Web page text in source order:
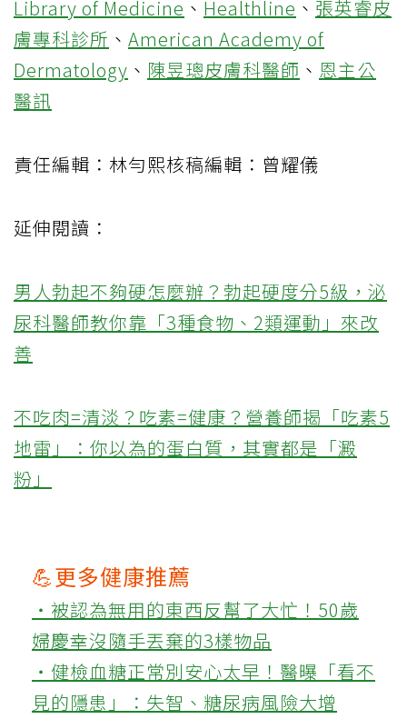
Library of Medicine 、 Healthline 、 張英睿皮
膚專科診所 、 American Academy of
Dermatology 、 陳昱璁皮膚科醫師 、 恩主公
醫訊
責任編輯：林勻熙核稿編輯：曾耀儀
延伸閱讀：
男人勃起不夠硬怎麼辦？勃起硬度分5級，泌
尿科醫師教你靠「3種食物、2類運動」來改
善
不吃肉=清淡？吃素=健康？營養師揭「吃素5
地雷」：你以為的蛋白質，其實都是「澱
粉」
💪更多健康推薦
‧被認為無用的東西反幫了大忙！50歲
婦慶幸沒隨手丟棄的3樣物品
‧健檢血糖正常別安心太早！醫曝「看不
見的隱患」：失智、糖尿病風險大增